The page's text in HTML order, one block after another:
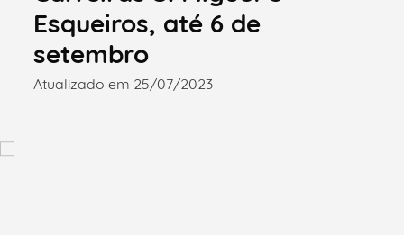
Categorias gerais
Esqueiros, até 6 de
setembro
Atualizado em 25/07/2023